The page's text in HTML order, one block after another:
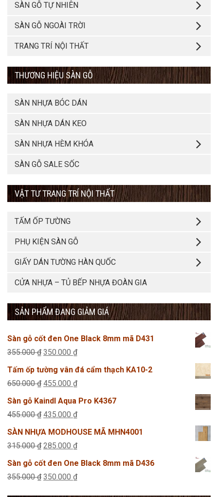
SÀN GỖ TỰ NHIÊN
SÀN GỖ NGOÀI TRỜI
TRANG TRÍ NỘI THẤT
THƯƠNG HIỆU SÀN GỖ
SÀN NHỰA BÓC DÁN
SÀN NHỰA DÁN KEO
SÀN NHỰA HÈM KHÓA
SÀN GỖ SALE SỐC
VẬT TƯ TRANG TRÍ NỘI THẤT
TẤM ỐP TƯỜNG
PHỤ KIỆN SÀN GỖ
GIẤY DÁN TƯỜNG HÀN QUỐC
CỬA NHỰA – TỦ BẾP NHỰA ĐOÀN GIA
SẢN PHẨM ĐANG GIẢM GIÁ
Sàn gỗ cốt đen One Black 8mm mã D431
355.000₫ Giá
gốc
là:
350.000 ₫Giá
hiện
tại
350.000 ₫.
Tấm ốp tường vân đá cẩm thạch KA10-2
650.000₫ Giá
gốc
là:
455.000 ₫Giá
hiện
tại
455.000 ₫.
Sàn gỗ Kaindl Aqua Pro K4367
455.000₫ Giá
gốc
là:
435.000 ₫Giá
hiện
tại
435.000 ₫.
SÀN NHỰA MODHOUSE MÃ MHN4001
315.000₫ Giá
gốc
là:
285.000 ₫Giá
hiện
tại
Sàn gỗ cốt đen One Black 8mm mã D436
355.000₫ Giá
350.000 ₫Giá